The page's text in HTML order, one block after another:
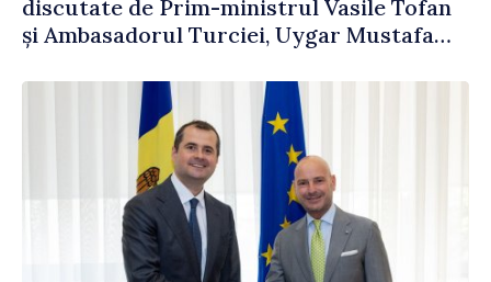
discutate de Prim-ministrul Vasile Tofan
și Ambasadorul Turciei, Uygar Mustafa